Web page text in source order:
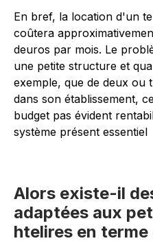
En bref, la location d'un
coûtera
deuros par mois. Le
une petite structure et
exemple, que de deux ou
dans son établissement,
budget pas évident
système présent essentiel
Alors existe-il
adaptées aux
htelires en terme